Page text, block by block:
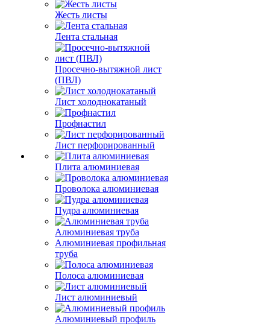
Жесть листы
Лента стальная
Просечно-вытяжной лист
(ПВЛ)
Лист холоднокатаный
Профнастил
Лист перфорированный
Плита алюминиевая
Проволока алюминиевая
Пудра алюминиевая
Алюминиевая труба
Алюминиевая профильная
труба
Полоса алюминиевая
Лист алюминиевый
Алюминиевый профиль